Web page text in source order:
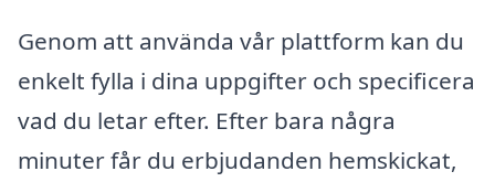
Genom att använda vår plattform kan du
enkelt fylla i dina uppgifter och specificera
vad du letar efter. Efter bara några
minuter får du erbjudanden hemskickat,